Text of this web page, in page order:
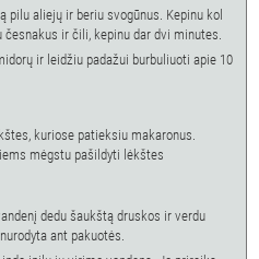
aliejų ir beriu svogūnus. Kepinu kol
ir čili, kepinu dar dvi minutes.
ir leidžiu padažui burbuliuoti apie 10
kuriose patieksiu makaronus.
mėgstu pašildyti lėkštes
dedu šaukštą druskos ir verdu
ant pakuotės.